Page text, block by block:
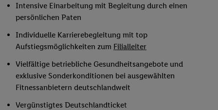
Intensive Einarbeitung mit Begleitung durch einen
persönlichen Paten
Individuelle Karrierebegleitung mit top
Aufstiegsmöglichkeiten zum Filialleiter
Vielfältige betriebliche Gesundheitsangebote und
exklusive Sonderkonditionen bei ausgewählten
Fitnessanbietern deutschlandweit
Vergünstigtes Deutschlandticket